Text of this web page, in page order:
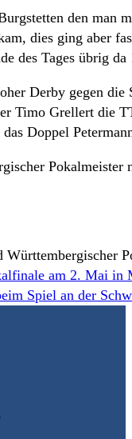
den man
dies ging aber
des Tages übrig
Derby gegen
Timo Grellert die
Doppel
Pokalmeister
am 2. Mai in
Spiel an der